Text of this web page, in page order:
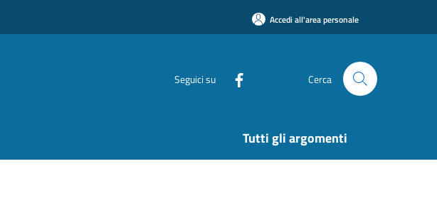
Accedi all'area personale
Seguici su Cerca
Tutti gli argomenti